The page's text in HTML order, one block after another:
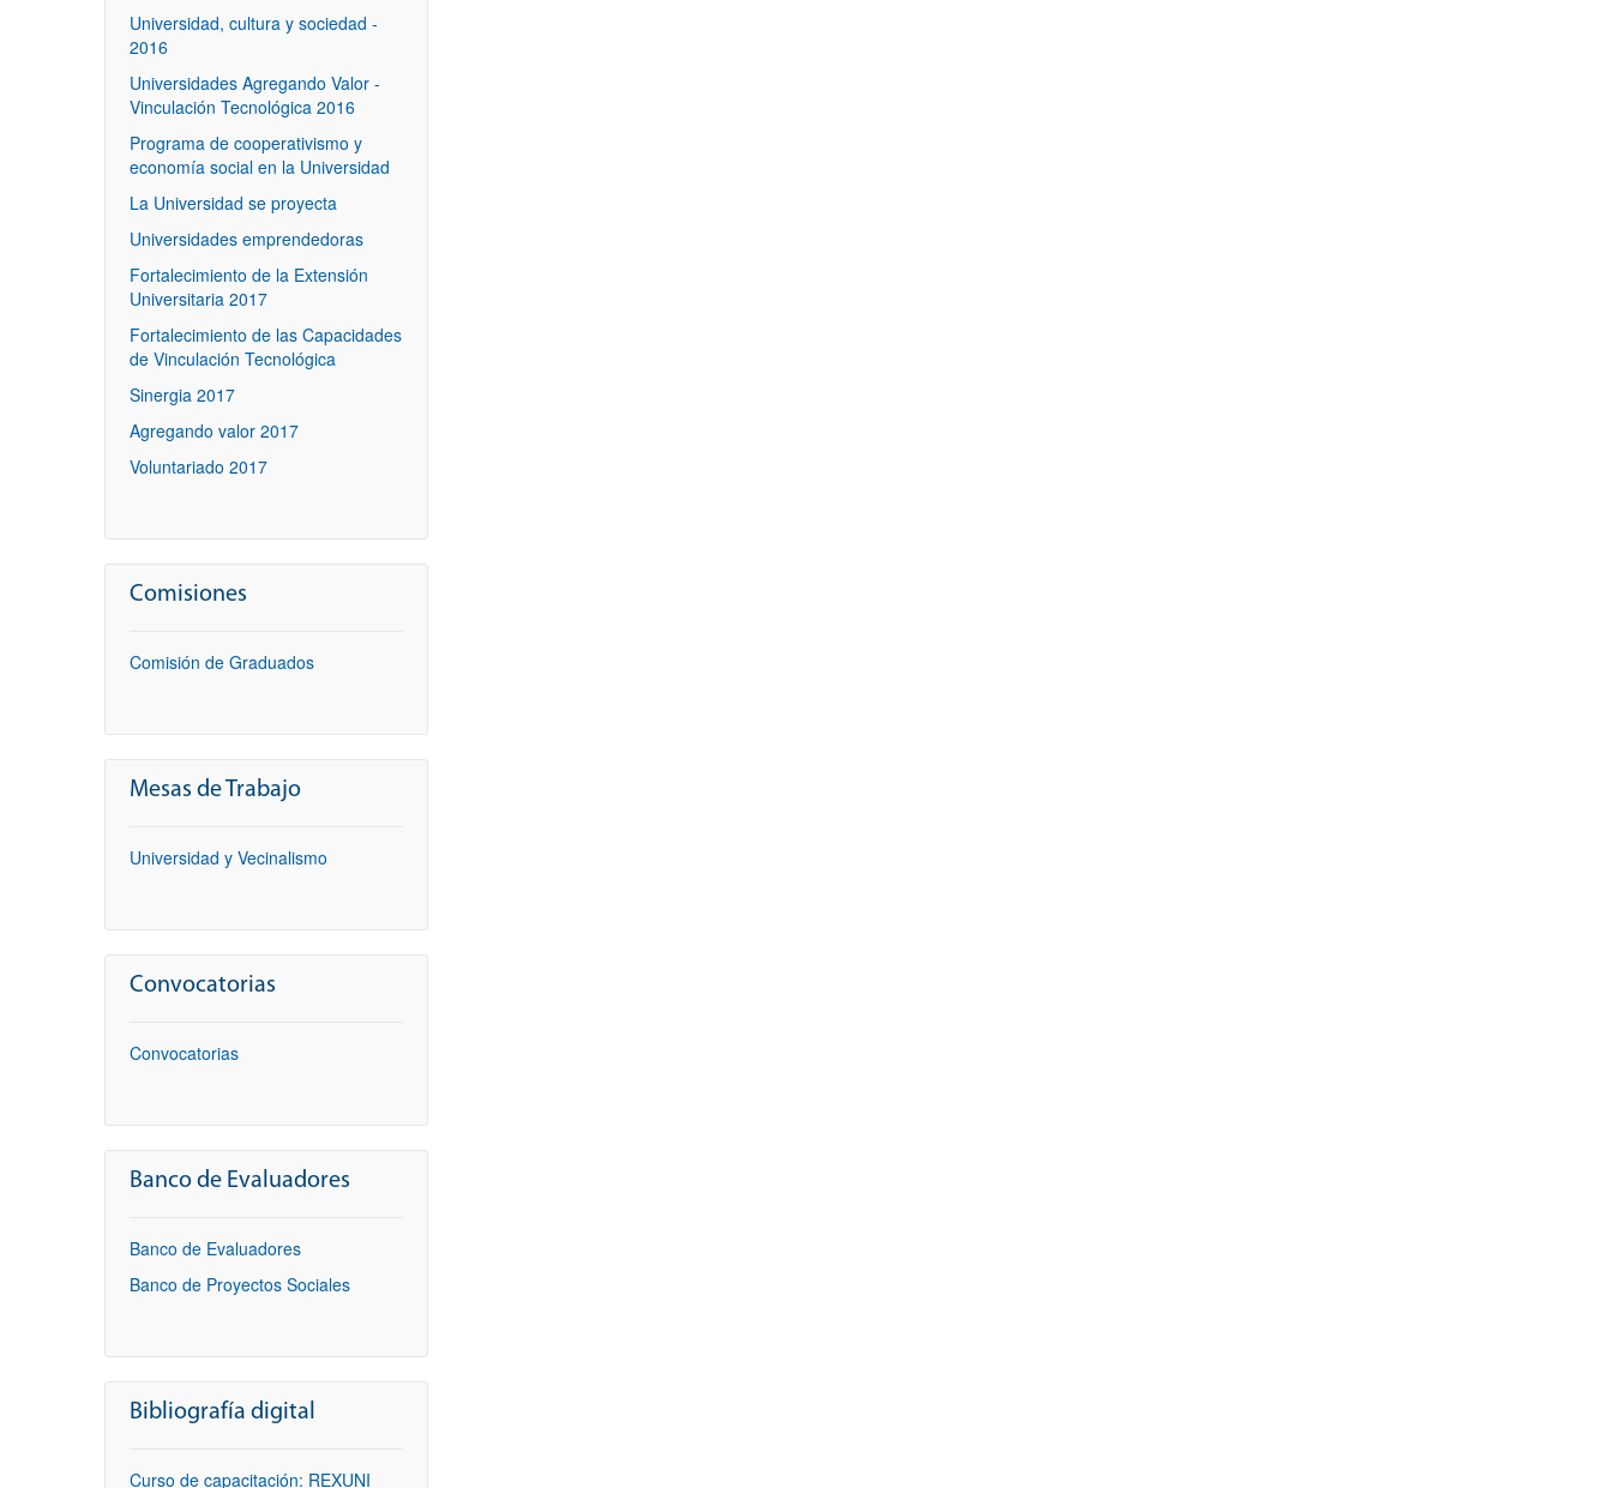
Universidad, cultura y sociedad -
2016
Universidades Agregando Valor -
Vinculación Tecnológica 2016
Programa de cooperativismo y
economía social en la Universidad
La Universidad se proyecta
Universidades emprendedoras
Fortalecimiento de la Extensión
Universitaria 2017
Fortalecimiento de las Capacidades
de Vinculación Tecnológica
Sinergia 2017
Agregando valor 2017
Voluntariado 2017
Comisiones
Comisión de Graduados
Mesas de Trabajo
Universidad y Vecinalismo
Convocatorias
Convocatorias
Banco de Evaluadores
Banco de Evaluadores
Banco de Proyectos Sociales
Bibliografía digital
Curso de capacitación: REXUNI